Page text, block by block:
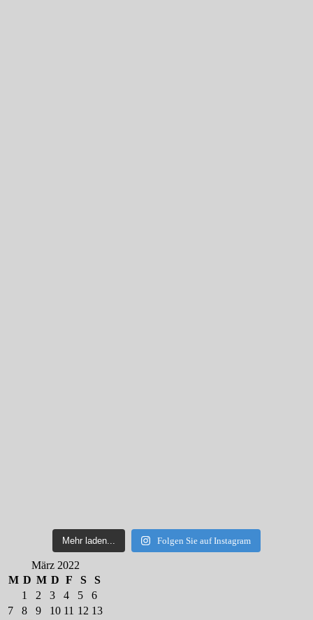
Mehr laden... Folgen Sie auf Instagram
März 2022
M D M D F S
S
1
2 3 4 5
6
7
8 9 10 11 12 13